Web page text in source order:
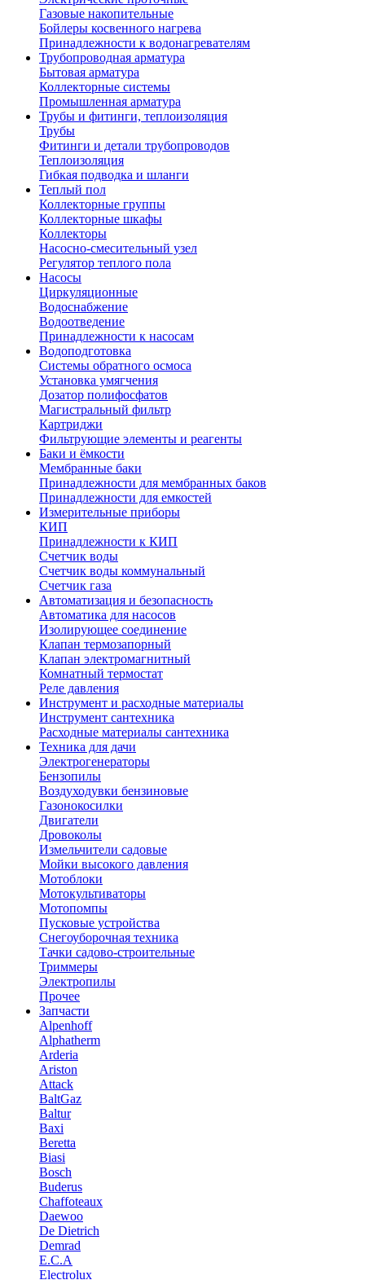
Газовые накопительные
Бойлеры косвенного нагрева
Принадлежности к водонагревателям
Трубопроводная арматура
Бытовая арматура
Коллекторные системы
Промышленная арматура
Трубы и фитинги, теплоизоляция
Трубы
Фитинги и детали трубопроводов
Теплоизоляция
Гибкая подводка и шланги
Теплый пол
Коллекторные группы
Коллекторные шкафы
Коллекторы
Насосно-смесительный узел
Регулятор теплого пола
Насосы
Циркуляционные
Водоснабжение
Водоотведение
Принадлежности к насосам
Водоподготовка
Системы обратного осмоса
Установка умягчения
Дозатор полифосфатов
Магистральный фильтр
Картриджи
Фильтрующие элементы и реагенты
Баки и ёмкости
Мембранные баки
Принадлежности для мембранных баков
Принадлежности для емкостей
Измерительные приборы
КИП
Принадлежности к КИП
Счетчик воды
Счетчик воды коммунальный
Счетчик газа
Автоматизация и безопасность
Автоматика для насосов
Изолирующее соединение
Клапан термозапорный
Клапан электромагнитный
Комнатный термостат
Реле давления
Инструмент и расходные материалы
Инструмент сантехника
Расходные материалы сантехника
Техника для дачи
Электрогенераторы
Бензопилы
Воздуходувки бензиновые
Газонокосилки
Двигатели
Дровоколы
Измельчители садовые
Мойки высокого давления
Мотоблоки
Мотокультиваторы
Мотопомпы
Пусковые устройства
Снегоуборочная техника
Тачки садово-строительные
Триммеры
Электропилы
Прочее
Запчасти
Alpenhoff
Alphatherm
Arderia
Ariston
Attack
BaltGaz
Baltur
Baxi
Beretta
Biasi
Bosch
Buderus
Chaffoteaux
Daewoo
De Dietrich
Demrad
E.C.A
Electrolux